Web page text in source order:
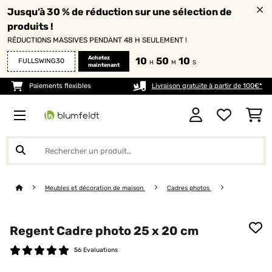
Jusqu’à 30 % de réduction sur une sélection de
produits !
RÉDUCTIONS MASSIVES PENDANT 48 H SEULEMENT !
FULLSWING30
Achetez
maintenant
10 H 50 M 08 S
Paiements flexibles Livraison gratuite à partir de 100€*
Meubles et décoration de maison Cadres photos
Regent Cadre photo 25 x 20 cm
56 Evaluations